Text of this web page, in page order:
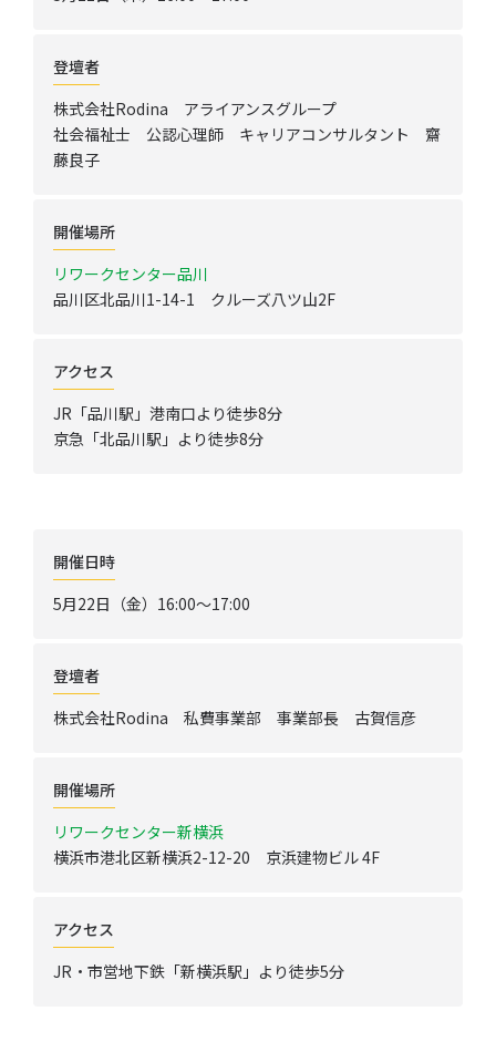
登壇者
株式会社Rodina アライアンスグループ
社会福祉士 公認心理師 キャリアコンサルタント 齋
藤良子
開催場所
リワークセンター品川
品川区北品川1-14-1 クルーズ八ツ山2F
アクセス
JR「品川駅」港南口より徒歩8分
京急「北品川駅」より徒歩8分
開催日時
5月22日（金）16:00～17:00
登壇者
株式会社Rodina 私費事業部 事業部長 古賀信彦
開催場所
リワークセンター新横浜
横浜市港北区新横浜2-12-20 京浜建物ビル 4F
アクセス
JR・市営地下鉄「新横浜駅」より徒歩5分